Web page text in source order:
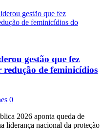
gestão que fez
de feminicídios
0
2026 aponta queda de
liderança nacional da proteção